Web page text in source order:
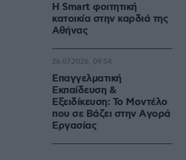
Η Smart φοιτητική
κατοικία στην καρδιά της
Αθήνας
Επαγγελματική
Εκπαίδευση &
Εξειδίκευση: Το Mοντέλο
που σε Bάζει στην Aγορά
Eργασίας
26.07.2026, 09:54